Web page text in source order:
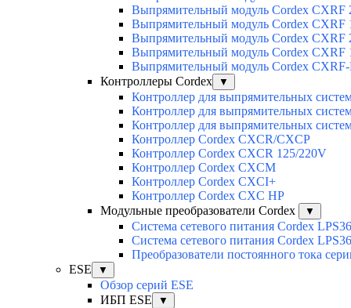
Выпрямительный модуль Cordex CXRF
Выпрямительный модуль Cordex CXRF
Выпрямительный модуль Cordex CXRF
Выпрямительный модуль Cordex CXRF
Выпрямительный модуль Cordex
Контроллеры Cordex
▼
Контроллер для выпрямительных
Контроллер для выпрямительных
Контроллер для выпрямительных
Контроллер Cordex CXCR/CXCP
Контроллер Cordex CXCR 125/220V
Контроллер Cordex CXCM
Контроллер Cordex CXCI+
Контроллер Cordex CXC HP
Модульные преобразователи Cordex
▼
Система сетевого питания Cordex
Система сетевого питания Cordex
Преобразователи постоянного тока
ESE
▼
Обзор серий ESE
ИБП ESE
▼